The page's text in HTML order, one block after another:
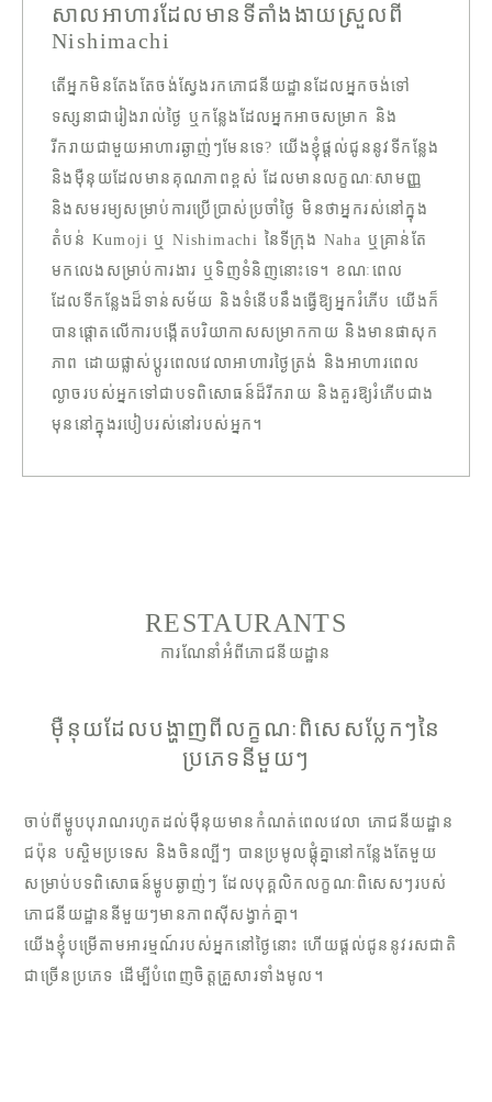
សាលអាហារដែលមានទីតាំងងាយស្រួលពី
Nishimachi
តើអ្នកមិនតែងតែចង់ស្វែងរកភោជនីយដ្ឋានដែលអ្នកចង់ទៅ
ទស្សនាជារៀងរាល់ថ្ងៃ ឬកន្លែងដែលអ្នកអាចសម្រាក និង
រីករាយជាមួយអាហារឆ្ងាញ់ៗមែនទេ? យើងខ្ញុំផ្តល់ជូននូវទីកន្លែង
និងម៉ឺនុយដែលមានគុណភាពខ្ពស់ ដែលមានលក្ខណៈសាមញ្ញ
និងសមរម្យសម្រាប់ការប្រើប្រាស់ប្រចាំថ្ងៃ មិនថាអ្នករស់នៅក្នុង
តំបន់ Kumoji ឬ Nishimachi នៃទីក្រុង Naha ឬគ្រាន់តែ
មកលេងសម្រាប់ការងារ ឬទិញទំនិញនោះទេ។ ខណៈពេល
ដែលទីកន្លែងដ៏ទាន់សម័យ និងទំនើបនឹងធ្វើឱ្យអ្នករំភើប យើងក៏
បានផ្តោតលើការបង្កើតបរិយាកាសសម្រាកកាយ និងមានផាសុក
ភាព ដោយផ្លាស់ប្តូរពេលវេលាអាហារថ្ងៃត្រង់ និងអាហារពេល
ល្ងាចរបស់អ្នកទៅជាបទពិសោធន៍ដ៏រីករាយ និងគួរឱ្យរំភើបជាង
មុននៅក្នុងរបៀបរស់នៅរបស់អ្នក។
RESTAURANTS
ការណែនាំអំពីភោជនីយដ្ឋាន
ម៉ឺនុយដែលបង្ហាញពីលក្ខណៈពិសេសប្លែកៗនៃ
ប្រភេទនីមួយៗ
ចាប់ពីម្ហូបបុរាណរហូតដល់ម៉ឺនុយមានកំណត់ពេលវេលា ភោជនីយដ្ឋាន
ជប៉ុន បស្ចិមប្រទេស និងចិនល្បីៗ បានប្រមូលផ្តុំគ្នានៅកន្លែងតែមួយ
សម្រាប់បទពិសោធន៍ម្ហូបឆ្ងាញ់ៗ ដែលបុគ្គលិកលក្ខណៈពិសេសៗរបស់
ភោជនីយដ្ឋាននីមួយៗមានភាពស៊ីសង្វាក់គ្នា។
យើងខ្ញុំបម្រើតាមអារម្មណ៍របស់អ្នកនៅថ្ងៃនោះ ហើយផ្តល់ជូននូវរសជាតិ
ជាច្រើនប្រភេទ ដើម្បីបំពេញចិត្តគ្រួសារទាំងមូល។